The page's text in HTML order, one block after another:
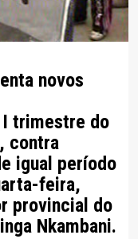
novos
trimestre do
contra
igual período
feira,
provincial do
Nkambani.